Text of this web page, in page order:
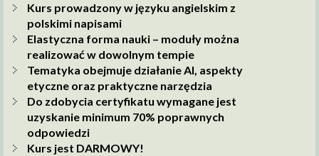
Kurs prowadzony w języku angielskim z
polskimi napisami
Elastyczna forma nauki – moduły można
realizować w dowolnym tempie
Tematyka obejmuje działanie AI, aspekty
etyczne oraz praktyczne narzędzia
Do zdobycia certyfikatu wymagane jest
uzyskanie minimum 70% poprawnych
odpowiedzi
Kurs jest DARMOWY!